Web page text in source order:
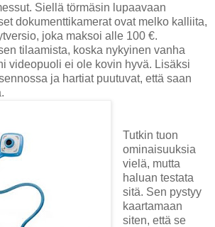
Siellä törmäsin lupaavaan
dokumenttikamerat ovat melko kalliita,
joka maksoi alle 100 €.
tilaamista, koska nykyinen vanha
videopuoli ei ole kovin hyvä. Lisäksi
ja hartiat puutuvat, että saan
Tutkin tuon
ominaisuuksia
vielä, mutta
haluan testata
sitä. Sen pystyy
kaartamaan
siten, että se